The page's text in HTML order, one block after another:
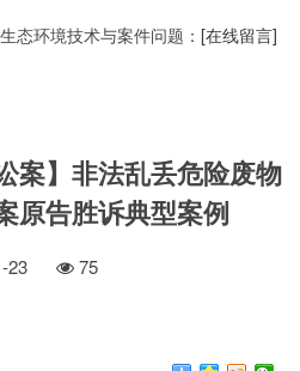
态环境技术与案件问题： [在线留言]
案】非法乱丢危险废物
原告胜诉典型案例
23 75